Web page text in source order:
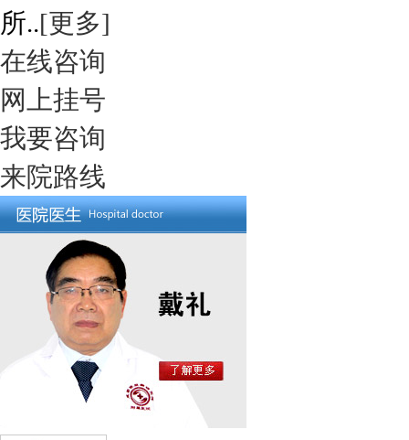
所..[更多]
在线咨询
网上挂号
我要咨询
来院路线